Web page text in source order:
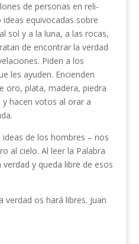
de personas en reli­
equivocadas sobre
sol y a la luna, a las rocas,
de encontrar la verdad
Piden a los
les ayuden. Encien­den
oro, plata, madera, piedra
hacen votos al orar a
de los hombres – ­nos
al cielo. Al leer la Palabra
y queda libre de esos
verdad os hará libres. Juan